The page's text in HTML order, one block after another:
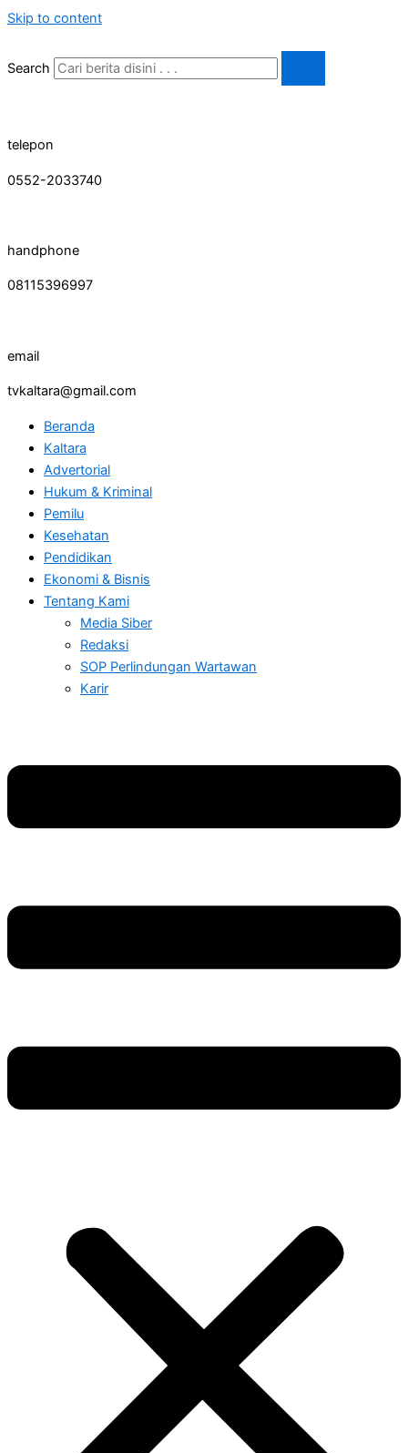
Skip to content
Search
telepon
0552-2033740
handphone
08115396997
email
tvkaltara@gmail.com
Beranda
Kaltara
Advertorial
Hukum & Kriminal
Pemilu
Kesehatan
Pendidikan
Ekonomi & Bisnis
Tentang Kami
Media Siber
Redaksi
SOP Perlindungan Wartawan
Karir